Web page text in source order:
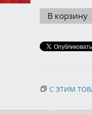
В корзину
С ЭТИМ